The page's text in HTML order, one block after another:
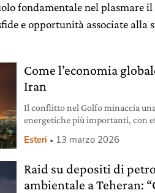
fondamentale nel plasmare
e opportunità associate
Come l’economia
Iran
Il conflitto nel Golfo minaccia
energetiche più importanti, con
le possibili conseguenze.
Esteri 13 marzo 2026
Raid su depositi di
ambientale a Teheran: